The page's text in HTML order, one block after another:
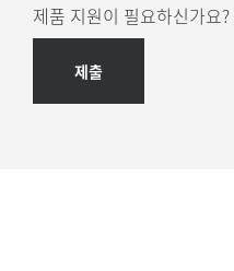
제품 지원이 필요하신가요?
제출